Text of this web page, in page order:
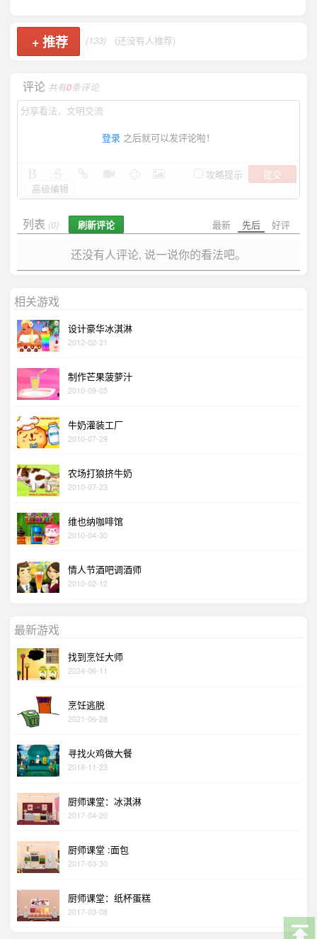
+推荐 (133) (还没有人推荐)
评论 共有0条评论
登录 之后就可以发评论啦！
攻略提示
提交
高级编辑
最新 先后 好评
列表 (0) 刷新评论
还没有人评论, 说一说你的看法吧。
相关游戏
设计豪华冰淇淋
2012-02-21
制作芒果菠萝汁
2010-09-05
牛奶灌装工厂
2010-07-29
农场打狼挤牛奶
2010-07-23
维也纳咖啡馆
2010-04-30
情人节酒吧调酒师
2010-02-12
最新游戏
找到烹饪大师
2024-06-11
烹饪逃脱
2021-06-28
寻找火鸡做大餐
2018-11-23
厨师课堂：冰淇淋
2017-04-20
厨师课堂 :面包
2017-03-30
厨师课堂：纸杯蛋糕
2017-03-08